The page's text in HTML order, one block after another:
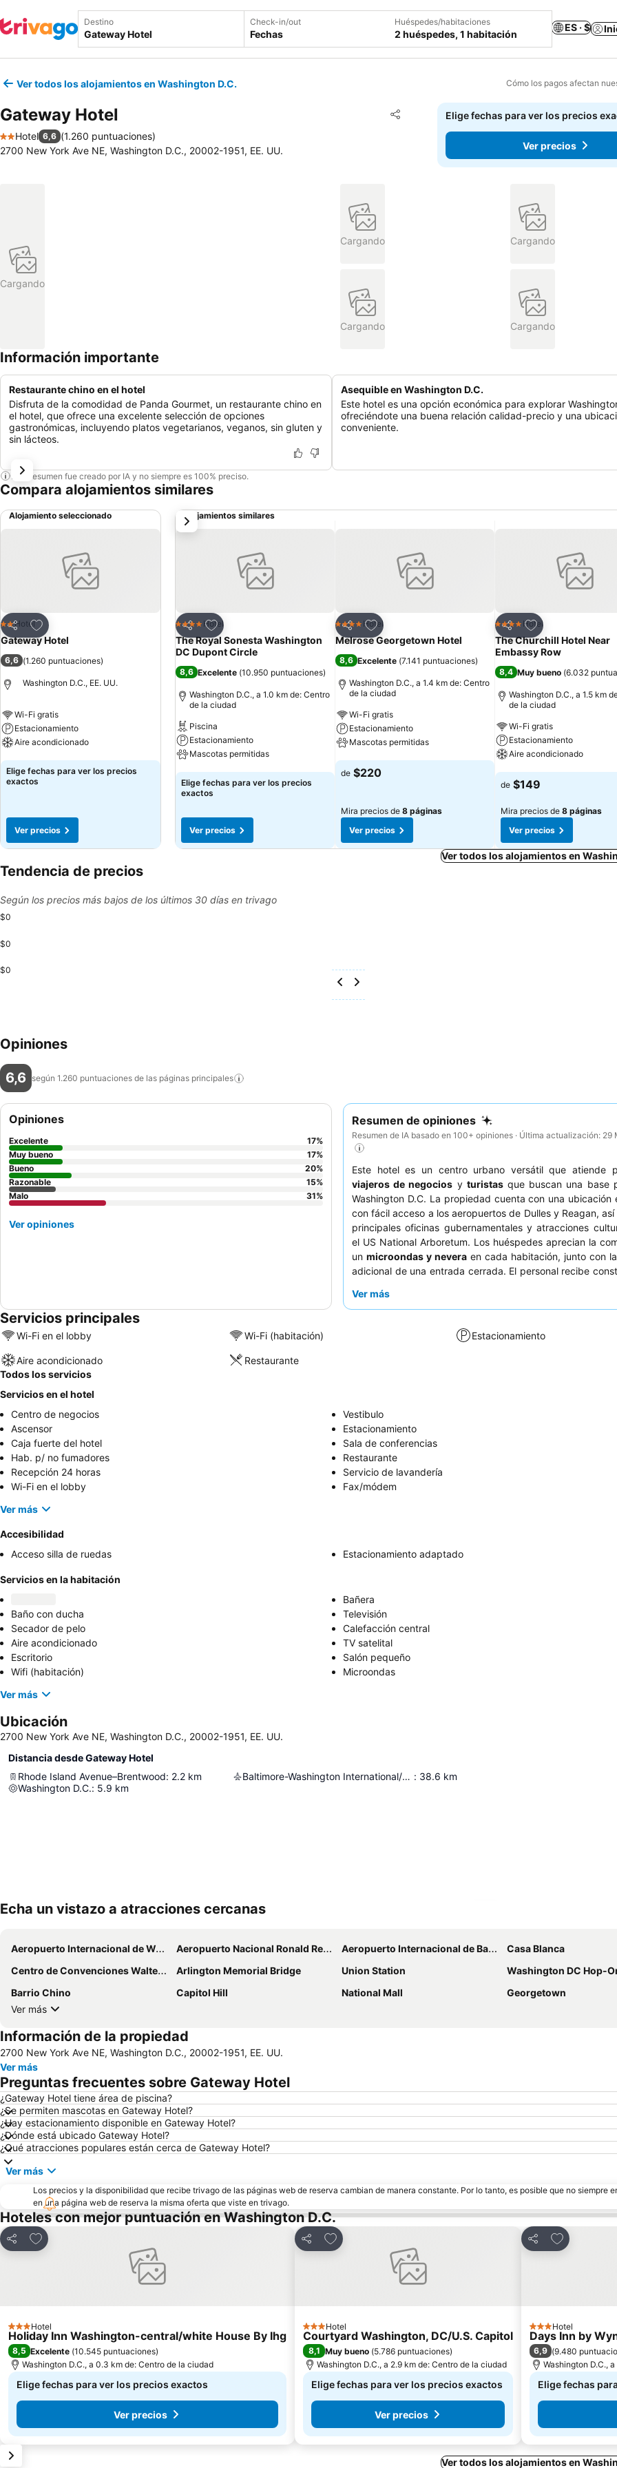
Destino Check-in/out
Fechas
Huéspedes/habitaciones
2 huéspedes, 1 habitación
ES · $
Ver todos los alojamientos en Washington D.C. Cómo los pagos afectan
Gateway Hotel Compartir
Agregar a favoritos
2 Estrellas
Hotel 6,6 (1.260 puntuaciones)
2700 New York Ave NE, Washington D.C., 20002-1951, EE. UU.
Elige fechas para ver los precios
Ver precios
Cargando
Cargando Cargando
Cargando Cargando
Información importante
Restaurante chino en el hotel
Disfruta de la comodidad de Panda Gourmet, un restaurante chino en
el hotel, que ofrece una excelente selección de opciones
gastronómicas, incluyendo platos vegetarianos, veganos, sin gluten y
sin lácteos.
Asequible en Washington D.C.
Este hotel es una opción económica para explorar
ofreciéndote una buena relación calidad-precio y una
conveniente.
Este resumen fue creado por IA y no siempre es 100% preciso.
Compara alojamientos similares
Alojamiento seleccionado
Compartir
Agregar a favoritos
2 Estrellas
Hotel
Gateway Hotel
6,6 (1.260 puntuaciones)
Washington D.C., EE. UU.
Wi-Fi gratis
Estacionamiento
Aire acondicionado
Ver precios
Elige fechas para ver los precios
exactos
Ver precios
Alojamientos similares
Compartir
Agregar a favoritos
4 EstrellasHotel
The Royal Sonesta Washington
DC Dupont Circle
8,6 Excelente (10.950 puntuaciones)
Washington D.C., a 1.0 km de: Centro
de la ciudad
Piscina
Estacionamiento
Mascotas permitidas
Ver precios
Elige fechas para ver los precios
exactos
Ver precios
Compartir
Agregar a favoritos
4 EstrellasHotel
Melrose Georgetown Hotel
8,6 Excelente (7.141 puntuaciones)
Washington D.C., a 1.4 km de: Centro
de la ciudad
Wi-Fi gratis
Estacionamiento
Mascotas permitidas
Ver precios
de $220
Mira precios de 8 páginas
Ver precios
Compartir
Agregar a
4 EstrellasHotel
The Churchill Hotel Near
Embassy Row
8,4 Muy bueno (6.032
Washington D.C., a 1.5 km
de la ciudad
Wi-Fi gratis
Estacionamiento
Aire acondicionado
Ver precios
de $149
Mira precios de 8 páginas
Ver precios
siguiente
Ver todos los alojamientos en
Tendencia de precios
Según los precios más bajos de los últimos 30 días en trivago
$0
$0
$0
Opiniones
6,6 según 1.260 puntuaciones de las páginas principales
Resumen de opiniones
Resumen de IA basado en 100+ opiniones · Última actualización: 29
Este hotel es un centro urbano versátil que atiende
viajeros de negocios y turistasque buscan una base
Washington D.C. La propiedad cuenta con una ubicación
con fácil acceso a los aeropuertos de Dulles y Reagan,
principales oficinas gubernamentales y atracciones
el US National Arboretum. Los huéspedes aprecian la
un microondas y nevera en cada habitación, junto con
adicional de una entrada cerrada. El personal recibe
check-ins tempranos o check-outs tardíos, y el
tranquila, se recomienda a los huéspedes que
habitación que no dé a la calle.
Ver más
Opiniones
Excelente 17%
Muy bueno
17%
Bueno
20%
Razonable
15%
Malo
31%
Ver opiniones
Servicios principales
Wi-Fi en el lobby Wi-Fi (habitación) Estacionamiento
Aire acondicionado
Restaurante
Todos los servicios
Servicios en el hotel
Centro de negocios
Vestibulo
Ascensor
Estacionamiento
Caja fuerte del hotel
Sala de conferencias
Hab. p/ no fumadores
Restaurante
Recepción 24 horas
Servicio de lavandería
Wi-Fi en el lobby
Fax/módem
Ver más
Accesibilidad
Acceso silla de ruedas
Estacionamiento adaptado
Servicios en la habitación
Bañera
Baño con ducha
Televisión
Secador de pelo
Calefacción central
Aire acondicionado
TV satelital
Escritorio
Salón pequeño
Wifi (habitación)
Microondas
Ver más
Ubicación
2700 New York Ave NE, Washington D.C., 20002-1951, EE. UU.
Distancia desde Gateway Hotel
Rhode Island Avenue–Brentwood: 2.2 km
Washington D.C.: 5.9 km
Baltimore-Washington International/Thurgood Marshall Airport : 38.6 km
Echa un vistazo a atracciones cercanas
Aeropuerto Internacional de Washington-Dulles Aeropuerto Nacional Ronald Reagan de Washington Aeropuerto Internacional de Baltimore-Washington
Casa Blanca
Centro de Convenciones Walter E Washington
Arlington Memorial Bridge Union Station
Washington DC Hop-On-Hop-Off Open-Top
Barrio Chino
Capitol Hill National Mall
Georgetown
Ver más
Información de la propiedad
2700 New York Ave NE, Washington D.C., 20002-1951, EE. UU.
Ver más
Preguntas frecuentes sobre Gateway Hotel
¿Gateway Hotel tiene área de piscina?
¿Se permiten mascotas en Gateway Hotel?
¿Hay estacionamiento disponible en Gateway Hotel?
¿Dónde está ubicado Gateway Hotel?
¿Qué atracciones populares están cerca de Gateway Hotel?
Ver más
Los precios y la disponibilidad que recibe trivago de las páginas web de reserva cambian de manera constante. Por lo tanto, es posible que no siempre
en una página web de reserva la misma oferta que viste en trivago.
Hoteles con mejor puntuación en Washington D.C.
Compartir
Agregar a favoritos
3 Estrellas
Hotel
Holiday Inn Washington-central/white House By Ihg
8,5 Excelente (10.545 puntuaciones)
Washington D.C., a 0.3 km de: Centro de la ciudad
Elige fechas para ver los precios exactos
Ver precios
Compartir
Agregar a favoritos
3 Estrellas
Hotel
Courtyard Washington, DC/U.S. Capitol
8,1 Muy bueno (5.786 puntuaciones)
Washington D.C., a 2.9 km de: Centro de la ciudad
Elige fechas para ver los precios exactos
Ver precios
Compartir
Agregar a
3 Estrellas
Hotel
Days Inn by
6,9 (9.480
Washington D.C.,
Elige fechas
Ver todos los alojamientos en